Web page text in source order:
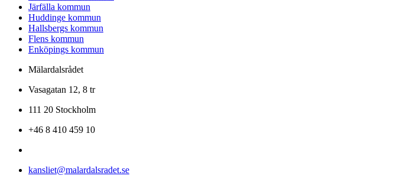
Järfälla kommun
Huddinge kommun
Hallsbergs kommun
Flens kommun
Enköpings kommun
Mälardalsrådet
Vasagatan 12, 8 tr
111 20 Stockholm
+46 8 410 459 10
kansliet@malardalsradet.se